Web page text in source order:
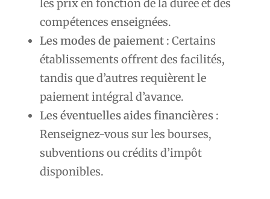
les prix en fonction de la durée et des
compétences enseignées.
Les modes de paiement : Certains
établissements offrent des facilités,
tandis que d’autres requièrent le
paiement intégral d’avance.
Les éventuelles aides financières :
Renseignez-vous sur les bourses,
subventions ou crédits d’impôt
disponibles.